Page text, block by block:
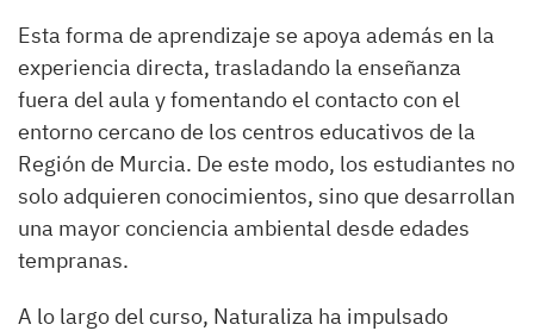
Esta forma de aprendizaje se apoya además en la
experiencia directa, trasladando la enseñanza
fuera del aula y fomentando el contacto con el
entorno cercano de los centros educativos de la
Región de Murcia. De este modo, los estudiantes no
solo adquieren conocimientos, sino que desarrollan
una mayor conciencia ambiental desde edades
tempranas.
A lo largo del curso, Naturaliza ha impulsado